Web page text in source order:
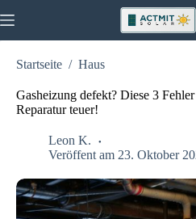
Inhalt
Keine
Aktuelles
Haus
Küche
Garten
Startseite / Haus
Gasheizung defekt? Diese 3
Reparatur teuer!
Leon K.
Veröffent am 23. Oktober